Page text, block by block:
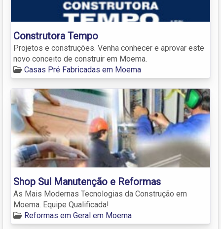
Construtora Tempo
Projetos e construções. Venha conhecer e aprovar este
novo conceito de construir em Moema.
Casas Pré Fabricadas em Moema
Shop Sul Manutenção e Reformas
As Mais Modernas Tecnologias da Construção em
Moema. Equipe Qualificada!
Reformas em Geral em Moema